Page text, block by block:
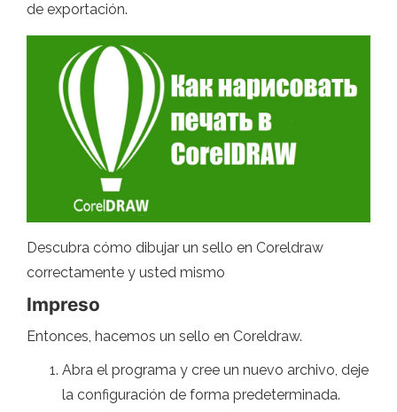
de exportación.
Descubra cómo dibujar un sello en Coreldraw
correctamente y usted mismo
Impreso
Entonces, hacemos un sello en Coreldraw.
Abra el programa y cree un nuevo archivo, deje
la configuración de forma predeterminada.